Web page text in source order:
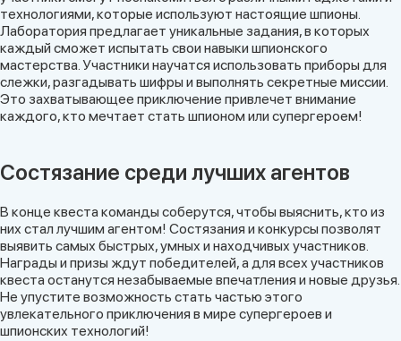
технологиями, которые используют настоящие шпионы.
Лаборатория предлагает уникальные задания, в которых
каждый сможет испытать свои навыки шпионского
мастерства. Участники научатся использовать приборы для
слежки, разгадывать шифры и выполнять секретные миссии.
Это захватывающее приключение привлечет внимание
каждого, кто мечтает стать шпионом или супергероем!
Состязание среди лучших агентов
В конце квеста команды соберутся, чтобы выяснить, кто из
них стал лучшим агентом! Состязания и конкурсы позволят
выявить самых быстрых, умных и находчивых участников.
Награды и призы ждут победителей, а для всех участников
квеста останутся незабываемые впечатления и новые друзья.
Не упустите возможность стать частью этого
увлекательного приключения в мире супергероев и
шпионских технологий!